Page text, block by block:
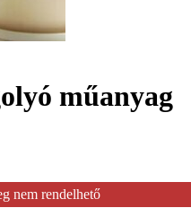
műanyag
nem rendelhető